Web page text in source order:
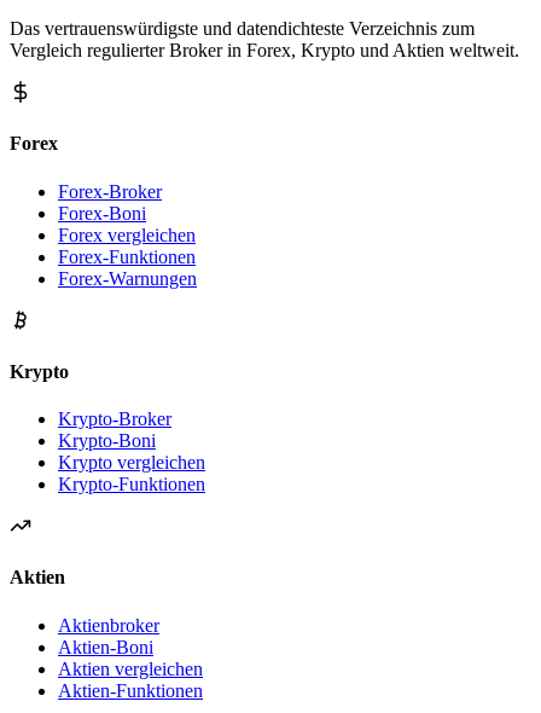
Das vertrauenswürdigste und datendichteste Verzeichnis zum
Vergleich regulierter Broker in Forex, Krypto und Aktien weltweit.
Forex
Forex-Broker
Forex-Boni
Forex vergleichen
Forex-Funktionen
Forex-Warnungen
Krypto
Krypto-Broker
Krypto-Boni
Krypto vergleichen
Krypto-Funktionen
Aktien
Aktienbroker
Aktien-Boni
Aktien vergleichen
Aktien-Funktionen